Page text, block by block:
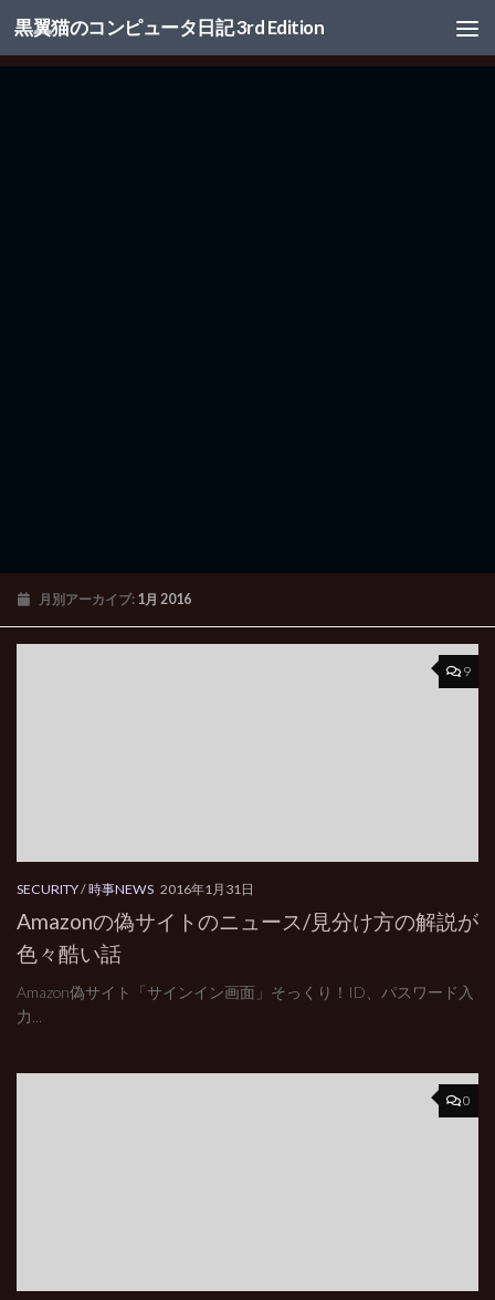
コンテンツへスキップ
黒翼猫のコンピュータ日記 3rd Edition
月別アーカイブ: 1月 2016
9
SECURITY/時事NEWS 2016年1月31日
Amazonの偽サイトのニュース/見分け方の解説が
色々酷い話
Amazon偽サイト「サインイン画面」そっくり！ID、パスワード入
力...
0